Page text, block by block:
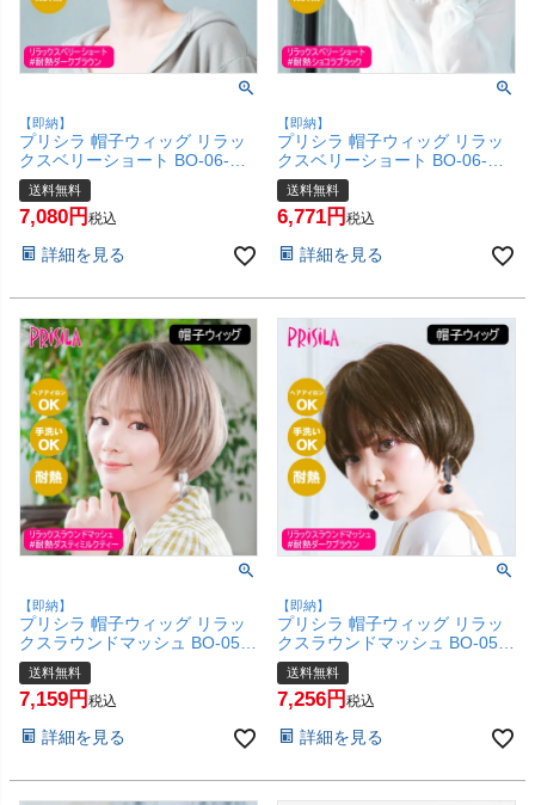
【即納】
プリシラ 帽子ウィッグ リラッ
クスベリーショート BO-06-
TDB #耐熱ダークブラウン Mサ
イズ(約54～60cm)【医療用 フ
ルウィッグ かつら 和装 かわい
心者向け ボブ 金属不使用 締め
(6057668)
送料無料
7,080 税込
詳細を見る
【即納】
プリシラ 帽子ウィッグ リラッ
クスベリーショート BO-06-
TCK #耐熱ショコラブラック M
サイズ(約54～60cm)【医療用
フルウィッグ かつら 和装 かわ
初心者向け ボブ 金属不使用 締
料】(6057667)
送料無料
6,771 税込
詳細を見る
【即納】
プリシラ 帽子ウィッグ リラッ
クスラウンドマッシュ BO-05-
TDMT #耐熱ダスティミルクテ
ィー Mサイズ(約54～60cm)
【医療用 フルウィッグ かつら
お手軽 初心者向け 女性 ボブ 金
便送料無料】(6057666)
送料無料
7,159 税込
詳細を見る
【即納】
プリシラ 帽子ウィッグ リラッ
クスラウンドマッシュ BO-05-
TDB #耐熱ダークブラウン Mサ
イズ(約54～60cm)【医療用 フ
ルウィッグ かつら 和装 かわい
心者向け 女性 ボブ 金属不使用
料】(6057665)
送料無料
7,256 税込
詳細を見る